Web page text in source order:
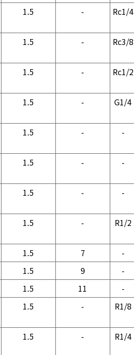
1.5 - Rc1/4
1.5 - Rc3/8
1.5 - Rc1/2
1.5 - G1/4
1.5 - -
1.5 - -
1.5 - -
1.5 - R1/2
1.5 7 -
1.5 9 -
1.5 11 -
1.5 - R1/8
1.5 - R1/4